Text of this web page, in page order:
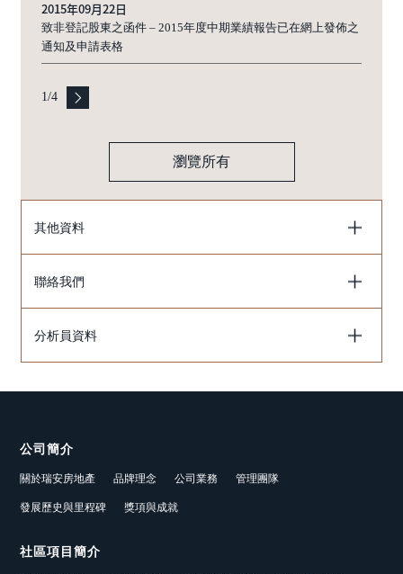
2015年09月22日
致非登記股東之函件 – 2015年度中期業績報告已在網上發佈之
通知及申請表格
1/4
瀏覽所有
其他資料
聯絡我們
分析員資料
公司簡介
關於瑞安房地產 品牌理念 公司業務 管理團隊
發展歷史與里程碑 獎項與成就
社區項目簡介